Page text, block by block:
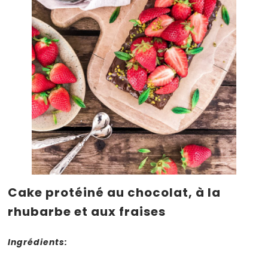
Cake protéiné au chocolat, à la
rhubarbe et aux fraises
Ingrédients: